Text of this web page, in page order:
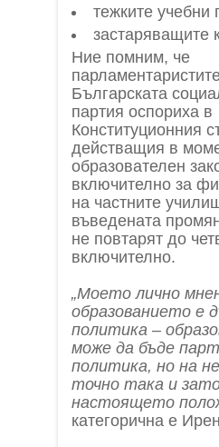
тежките учебни
застаряващите
Ние помним, че
Българската
партия оспориха в
Конституционния
действащия в
образователен
включително за
на частните
въведената
не повтарят до
включително.
„Моето лично
образованието е
политика –
може да бъде
политика, но на
точно така и
настоящето
категорична е